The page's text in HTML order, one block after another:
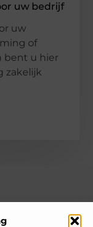
uw bedrijf
uw
of
bent u hier
zakelijk
leven.